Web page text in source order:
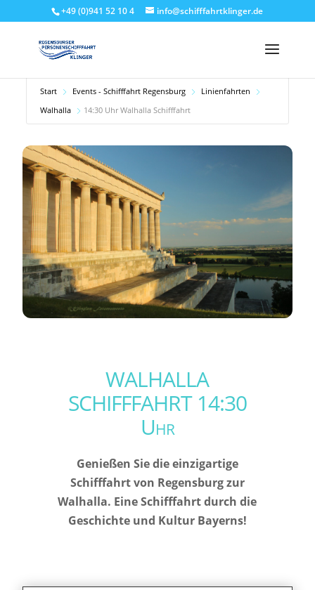
+49 (0)941 52 10 4 info@schifffahrtklinger.de
Start Events - Schifffahrt Regensburg
Linienfahrten
Walhalla
14:30 Uhr Walhalla Schifffahrt
WALHALLA
SCHIFFFAHRT 14:30
Uhr
Genießen Sie die einzigartige
Schifffahrt von Regensburg zur
Walhalla. Eine Schifffahrt durch die
Geschichte und Kultur Bayerns!